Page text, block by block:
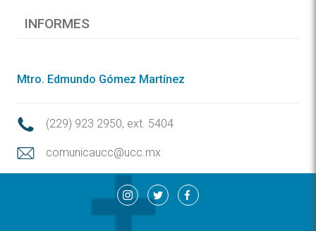
INFORMES
Mtro. Edmundo Gómez Martínez
(229) 923 2950, ext. 5404
comunicaucc@ucc.mx